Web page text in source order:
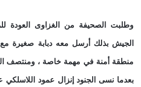
وطلبت الصحيفة من الغزاوى العودة
الجيش بذلك أرسل معه دبابة صغيرة مع
منطقة أمنة في مهمة خاصة ، ومنتصف
بعدما نسى الجنود إنزال عمود اللاسلكي